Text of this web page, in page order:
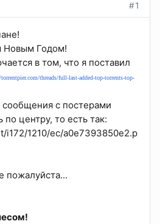
#1
Новым Годом!
в том, что я поставил
threads/full-last-added-top-torrents-top-
с постерами
по центру, то есть так:
1210/ec/a0e7393850e2.p
пожалуйста...